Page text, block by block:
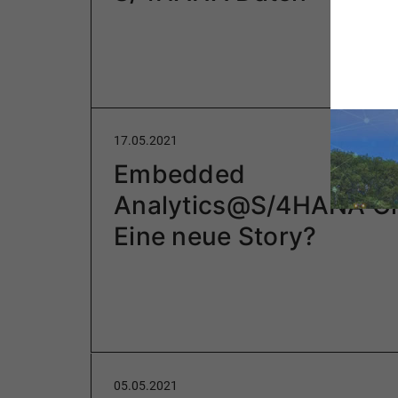
17.05.2021
Embedded
Analytics@S/4HANA
Eine neue Story?
05.05.2021